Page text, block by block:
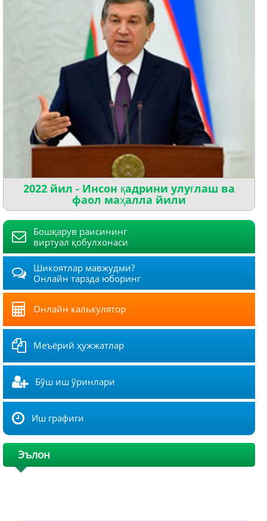
2022 йил - Инсон қадрини улуғлаш ва
фаол маҳалла йили
Бошқарув раисининг
виртуал қобулхонаси
Шикоятлар мавжудми?
Онлайн тарзда юборинг
Онлайн калькулятор
Меъёрий ҳужжатлар
Бўш иш ўринлари
Иш графиги
Эълон